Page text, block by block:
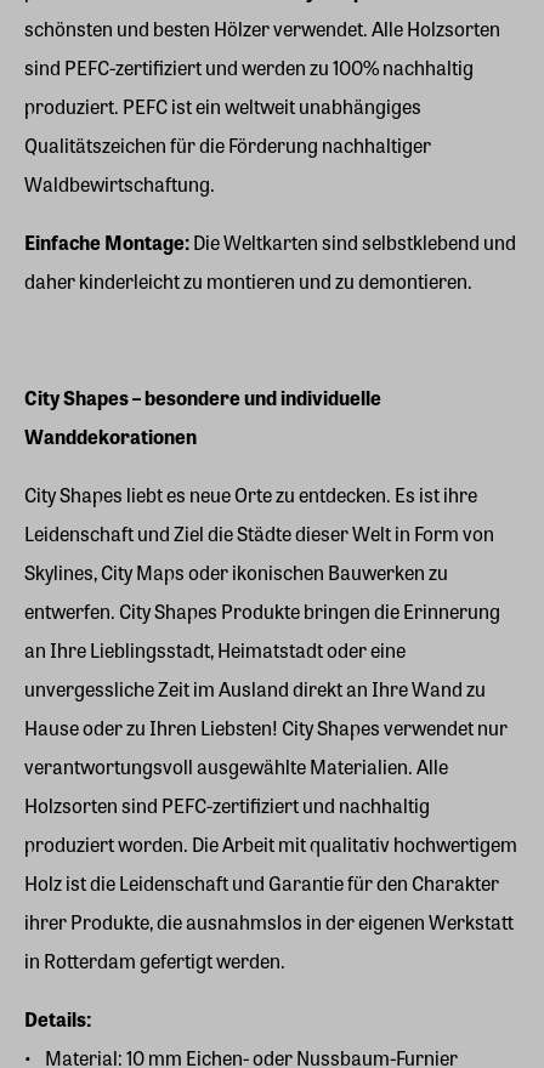
schönsten und besten Hölzer verwendet. Alle Holzsorten
sind PEFC-zertifiziert und werden zu 100% nachhaltig
produziert. PEFC ist ein weltweit unabhängiges
Qualitätszeichen für die Förderung nachhaltiger
Waldbewirtschaftung.
Einfache Montage:Die Weltkarten sind selbstklebend und
daher kinderleicht zu montieren und zu demontieren.
City Shapes – besondere und individuelle
Wanddekorationen
City Shapes liebt es neue Orte zu entdecken. Es ist ihre
Leidenschaft und Ziel die Städte dieser Welt in Form von
Skylines, City Maps oder ikonischen Bauwerken zu
entwerfen. City Shapes Produkte bringen die Erinnerung
an Ihre Lieblingsstadt, Heimatstadt oder eine
unvergessliche Zeit im Ausland direkt an Ihre Wand zu
Hause oder zu Ihren Liebsten! City Shapes verwendet nur
verantwortungsvoll ausgewählte Materialien. Alle
Holzsorten sind PEFC-zertifiziert und nachhaltig
produziert worden. Die Arbeit mit qualitativ hochwertigem
Holz ist die Leidenschaft und Garantie für den Charakter
ihrer Produkte, die ausnahmslos in der eigenen Werkstatt
in Rotterdam gefertigt werden.
Details:
Material: 10 mm Eichen- oder Nussbaum-Furnier